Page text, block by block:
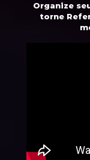
Organize
torne